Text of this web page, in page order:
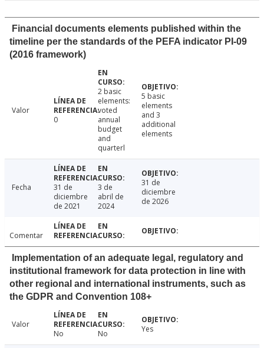
Financial documents elements published within the
timeline per the standards of the PEFA indicator PI-09
(2016 framework)
Valor
0
2 basic
elements:
voted
annual
budget
and
quarterl
5 basic
elements
and 3
additional
elements
Fecha
31 de
diciembre
de 2021
3 de
abril de
2024
31 de
diciembre
de 2026
Comentar
Implementation of an adequate legal, regulatory and
institutional framework for data protection in line with
other regional and international instruments, such as
the GDPR and Convention 108+
Valor
No
No Yes